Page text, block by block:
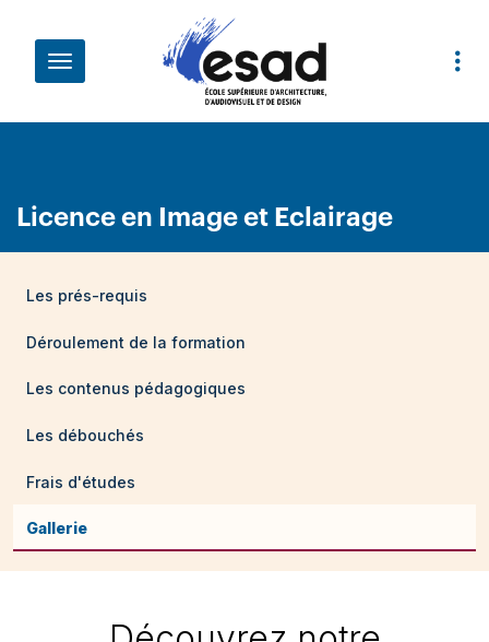
Fil d'Ariane
Licence en Image et Eclairage
Les prés-requis
Déroulement de la formation
Les contenus pédagogiques
Les débouchés
Frais d'études
Gallerie